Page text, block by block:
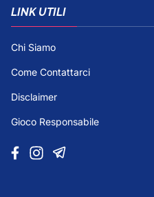
LINK UTILI
Chi Siamo
Come Contattarci
Disclaimer
Gioco Responsabile